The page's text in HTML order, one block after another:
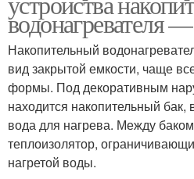
водонагревателя
Накопительный
вид закрытой емкости, чаще
формы. Под декоративным
находится накопительный бак,
вода для нагрева. Между
теплоизолятор,
нагретой воды.